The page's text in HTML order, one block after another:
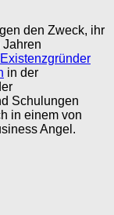
den Zweck, ihr
Existenzgründer
in der
Schulungen
in einem von
Angel.